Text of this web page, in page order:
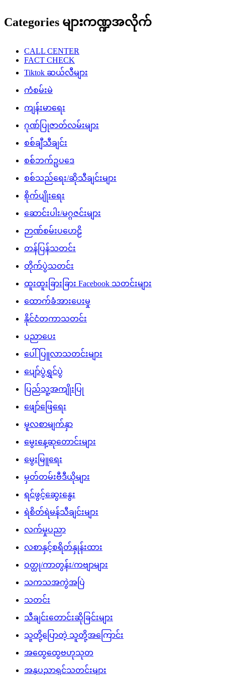
Categories များကဏ္ဍအလိုက်
CALL CENTER
FACT CHECK
Tiktok ဆယ်လီများ
ကံစမ်းမဲ
ကျန်းမာရေး
ဂုဏ်ပြုဇာတ်လမ်းများ
စစ်ချီသီချင်း
စစ်ဘက်ဥပဒေ
စစ်သည်ရေး/ဆိုသီချင်းများ
စိုက်ပျိုးရေး
ဆောင်းပါး/မဂ္ဂဇင်းများ
ဉာဏ်စမ်းပဟေဠိ
တန်ပြန်သတင်း
တိုက်ပွဲသတင်း
ထူးထူးခြားခြား Facebook သတင်းများ
ထောက်ခံအားပေးမှု
နိုင်ငံတကာသတင်း
ပညာပေး
ပေါ်ပြူလာသတင်းများ
ပျော်ပွဲရွှင်ပွဲ
ပြည်သူ့အကျိုးပြု
ဖျော်ဖြေရေး
မူလစာမျက်နှာ
မွေးနေ့ဆုတောင်းများ
မွေးမြူရေး
မှတ်တမ်းဗီဒီယိုများ
ရင်ဖွင့်ဆွေးနွေး
ရဲစိတ်ရဲမန်သီချင်းများ
လက်မှုပညာ
လစာနှင့်စရိတ်နှုန်းထား
ဝတ္ထု/ကာတွန်း/ကဗျာများ
သကသအကွဲအပြဲ
သတင်း
သီချင်းတောင်းဆိုခြင်းများ
သူတို့ပြောတဲ့ သူတို့အကြောင်း
အထွေထွေဗဟုသုတ
အနုပညာရှင်သတင်းများ